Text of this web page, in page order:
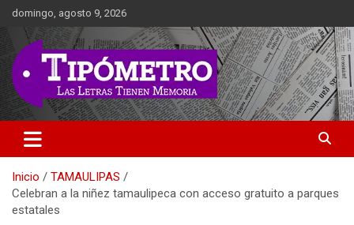
Saltar
contenido
domingo, agosto 9, 2026
Tipometro
Las Letras Tienen Memoria
Inicio
TAMAULIPAS
Celebran a la niñez tamaulipeca con acceso gratuito a parques
estatales